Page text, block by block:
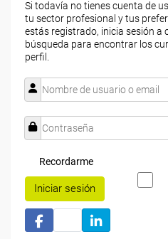
Si todavía no tienes cuenta de
tu sector profesional y tus
estás registrado, inicia sesión a
búsqueda para encontrar los
perfil.
Recordarme
Iniciar sesión